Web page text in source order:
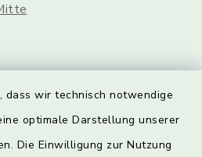
dass wir technisch notwendige
optimale Darstellung unserer
Die Einwilligung zur Nutzung